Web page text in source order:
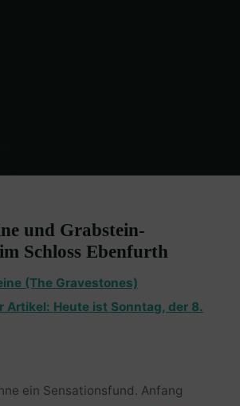
und Grabstein-
Schloss Ebenfurth
(The Gravestones)
Artikel: Heute ist Sonntag, der 8.
ein Sensationsfund. Anfang